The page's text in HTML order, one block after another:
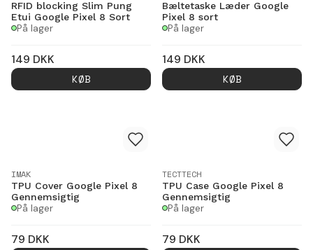
RFID blocking Slim Pung
Etui Google Pixel 8 Sort
På lager
149 DKK
KØB
Bæltetaske Læder Google
Pixel 8 sort
På lager
149 DKK
KØB
IMAK
TPU Cover Google Pixel 8
Gennemsigtig
På lager
79 DKK
TECTTECH
TPU Case Google Pixel 8
Gennemsigtig
På lager
79 DKK